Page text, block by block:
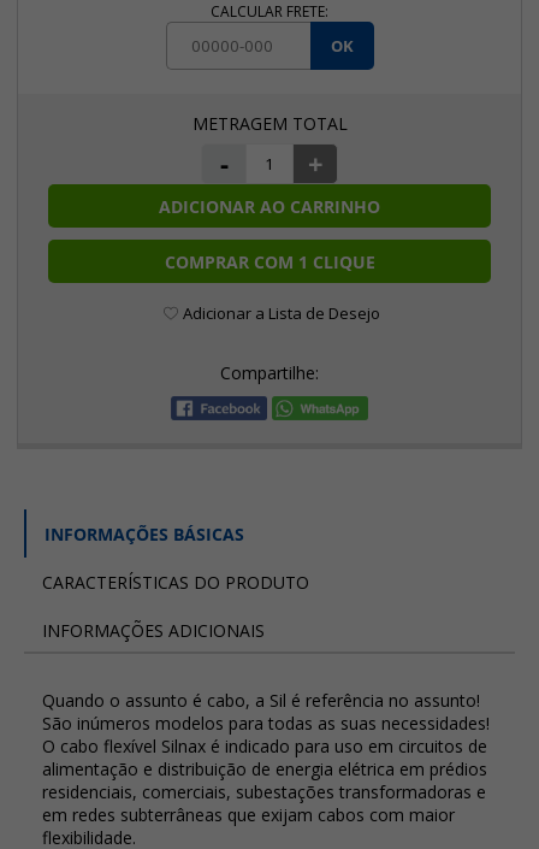
CALCULAR FRETE:
OK
- +
ADICIONAR AO CARRINHO
COMPRAR COM 1 CLIQUE
Adicionar a Lista de Desejo
Compartilhe:
INFORMAÇÕES BÁSICAS
CARACTERÍSTICAS DO PRODUTO
INFORMAÇÕES ADICIONAIS
Quando o assunto é cabo, a Sil é referência no assunto!
São inúmeros modelos para todas as suas necessidades!
O cabo flexível Silnax é indicado para uso em circuitos de
alimentação e distribuição de energia elétrica em prédios
residenciais, comerciais, subestações transformadoras e
em redes subterrâneas que exijam cabos com maior
flexibilidade.